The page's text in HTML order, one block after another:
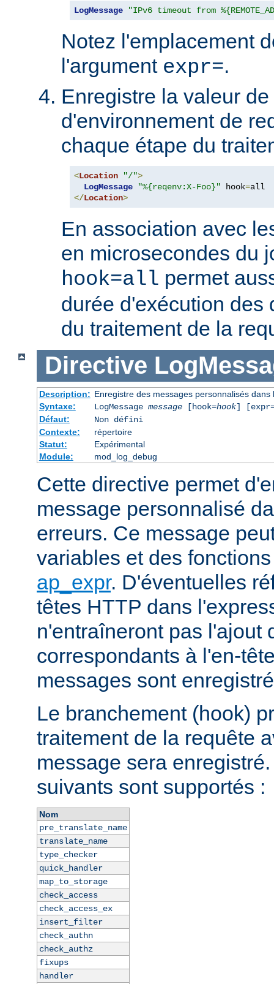
LogMessage "IPv6 timeout from
Notez l'emplacement
l'argument expr=.
Enregistre la valeur
d'environnement de
chaque étape du
<Location "/">
LogMessage
"%{reqenv:X-Foo}" hook=
</Location>
En association avec
en microsecondes du
hook=all permet
durée d'exécution des
du traitement de la
Directive
Description: Enregistre des messages personnalisés
Syntaxe:
LogMessage message[hook=hook]
Défaut:
Non défini
Contexte:
répertoire
Statut:
Expérimental
Module:
mod_log_debug
Cette directive permet
message personnalisé
erreurs. Ce message
variables et des
ap_expr. D'éventuelles
têtes HTTP dans
n'entraîneront pas l'ajout
correspondants à l'en-
messages sont
Le branchement (hook)
traitement de la requête
message sera
suivants sont supportés :
Nom
pre_translate_name
translate_name
type_checker
quick_handler
map_to_storage
check_access
check_access_ex
insert_filter
check_authn
check_authz
fixups
handler